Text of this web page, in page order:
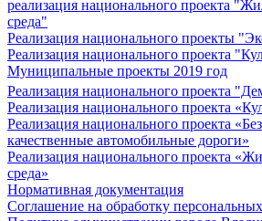
реализация национального проекта
среда"
Реализация национального проекты
Реализация национального проекта
Муниципальные проекты 2019 год
Реализация национального проекта
Реализация национального проекта
Реализация национального проекта
качественные автомобильные дороги»
Реализация национального проекта
среда»
Нормативная документация
Соглашение на обработку